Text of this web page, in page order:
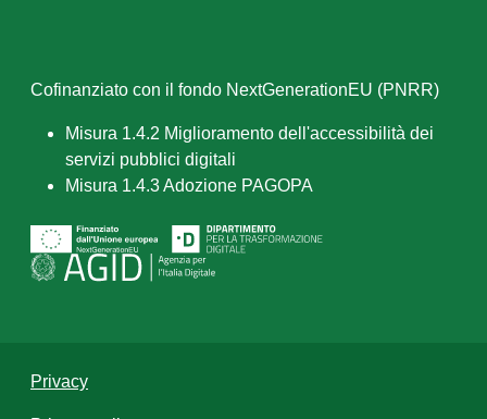
Cofinanziato con il fondo NextGenerationEU (PNRR)
Misura 1.4.2 Miglioramento dell'accessibilità dei
servizi pubblici digitali
Misura 1.4.3 Adozione PAGOPA
Privacy